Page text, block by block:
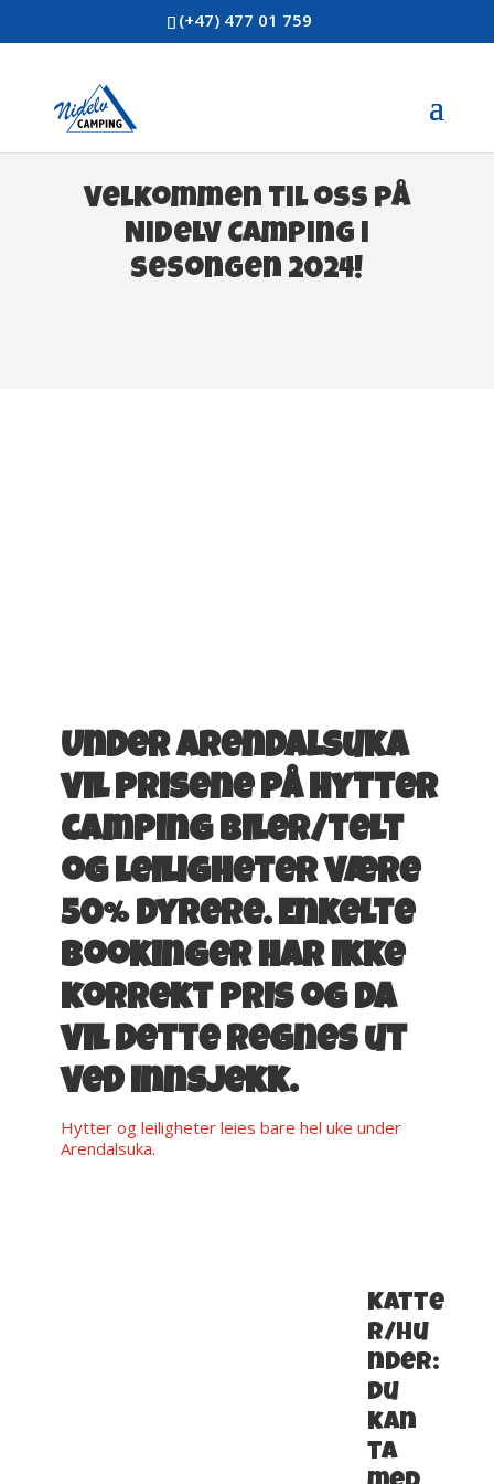
(+47) 477 01 759
Velkommen til oss på
Nidelv Camping i
sesongen 2024!
Under Arendalsuka
vil prisene på hytter
camping biler/telt
og leiligheter være
50% dyrere. Enkelte
bookinger har ikke
korrekt pris og da
vil dette regnes ut
ved innsjekk.
Hytter og leiligheter leies bare hel uke under
Arendalsuka.
Katte
r/hu
nder:
du
kan
ta